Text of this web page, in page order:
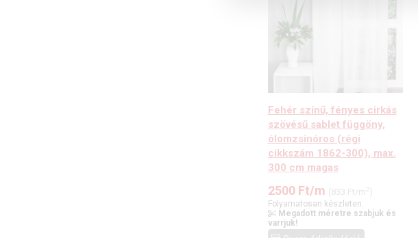
Fehér színű, fényes cirkás
szövésű sablet függöny,
ólomzsinóros (régi
cikkszám 1862-300), max.
300 cm magas
2500 Ft/m (833 Ft/m )
Folyamatosan készleten.
Megadott méretre szabjuk és
varrjuk!